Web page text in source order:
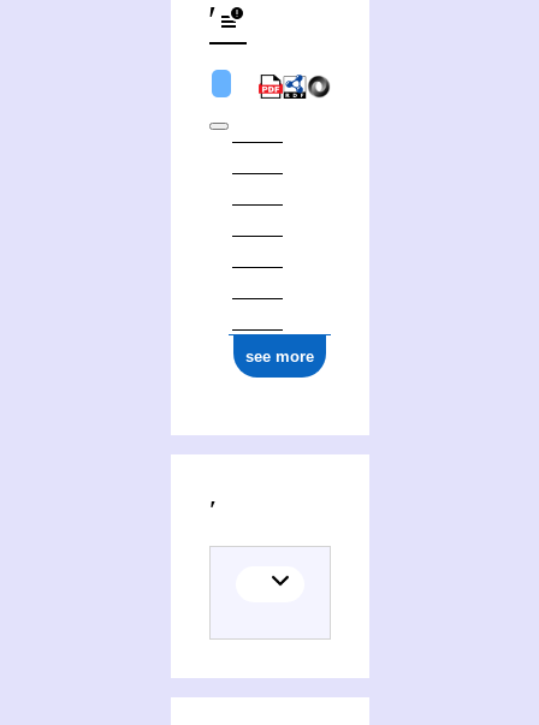
Mitrofan Viktorovič Dovnar-Zapolʹskij (1867-1934)
see more
Activities of Mitrofan Viktorovič Dovnar-Zapolʹskij (1867-1934)